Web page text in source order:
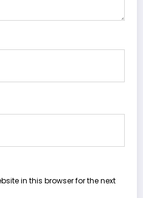
in this browser for the next